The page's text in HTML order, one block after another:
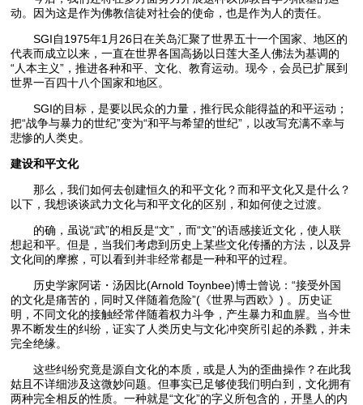
动。因为这是作为佛教信徒对社会的使命，也是作为人的责任。
SGI自1975年1月26日在关岛汇聚了世界五十一个国家、地区的
代表而成立以来，一直在世界各国高扬以日莲大圣人佛法为基调的
“人本主义”，推进各种和平、文化、教育运动。现今，会员已扩展到
世界一百四十八个国家和地区。
SGI的目标，是要以民众的力量，推行民众能得益的和平运动；
把“战争与暴力的世纪”变为“和平与希望的世纪”，以改写充满不幸与
悲惨的人类史。
建设和平文化
那么，我们如何去创建恒久的和平文化？而和平文化又是什么？
以下，我想谈谈武力文化与和平文化的区别，和如何使之过渡。
的确，虽说“武”的相反是“文”，而“文”的语感接近文化，使人联
想起和平。但是，当我们考虑到历史上某些文化传播的方法，以及异
文化间的摩擦，可以看到并非经常都是一种和平的过程。
历史学家阿诺・汤因比(Arnold Toynbee)博士曾说：“接受外国
的文化是痛苦的，同时又伴随着危险”(《世界与西欧》) 。历史证
明，不同文化的接触经常伴随着权力斗争，产生暴力和血腥。当今世
界不断发生的纠纷，证实了人类历史与文化冲突所引起的杀戮，并未
完全绝缘。
这些纠纷究竟是源自文化的本质，或是人为的歪曲操作？在此我
姑且不详细涉及这微妙问题。但事实已足够使我们明白到，文化拥有
两种完全相反的性质。一种就是“文化”的字义所包含的，开垦人的内